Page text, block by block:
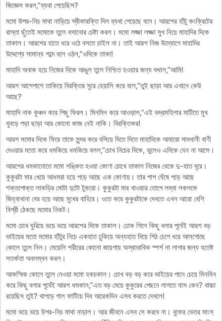
জিজ্ঞেস করল,”ব্যথা পেয়েছিস?
মমো উপর-নিচ মাথা নাড়িয়ে স্বীকারক্তি দিল ব্যথা পেয়েছে বলে। আরশের হাঁটু কংক্রিটের
রাস্তা ছুঁতেই মমোকে তুলে বসানোর চেষ্টা করল। মমো লজ্জা লজ্জা মুখ নিয়ে মাহাদির দিকে
তাকাল। আরশের হাতে ধরে ওঠে বসতে চাইল না। তাই আরশ নিজ উদ্যোগে মাহাদির
উদ্দেশ্যে সামান্য শব্দে বলে ওঠল,”ওদিকে তাকা!
মাহাদি অবাক হয়ে নিজের দিকে আঙুল তুলে নিশ্চিত হওয়ার জন্য শুধাল,”আমি!
আরশ আশেপাশে তাকিয়ে বিরক্তির সুরে হেয়ালি করে বলে,”তুই ছাড়া আর এখানে কেউ
আছে?
মাহাদি নাক কুঞ্চন করে পিছু ফিরল। মিনমিন করে আওড়াল,”এই ভদ্রমহিলার মাটিতে মুখ
থুবড়ে পড়া ছাড়া আর কোনো কাজ নেই নাকি। বিরক্তিকর!
আরশ মমোর দিকে ফিরে তাকে সুন্দর করে বসিয়ে দিতে দিতে মাহাদিকে আবারো সাবধানী বাণী
দেওয়ার মতো করে ধমকিয়ে ধমকিয়ে বলল,”চোখ নিচের দিকে, ভুলেও এদিকে যেন না আসে।
আরশের ধমকানোতে মমো শঙ্কিত হওয়া কোণা চোখে তাকাল নিজের থেকে দু-হাত দূরে।
কুকুরটা মার খেয়ে আধমরা হয়ে পড়ে আছে এক কোণায়। তার পাশ ঘেঁষে পড়ে আছে
শক্তপোক্ত লাকড়ির মোটা দুটো টুকরো। কুকুরটা মার খাওয়ার তোপে লম্বা লকলকে
জিহ্বাখানা বের হয়ে আছে মুখের বাহিরে। ওতে করে কুকুরটাকে দেখতে এখন আরো বেশি
বিশ্রী ঠেকছে মমোর নিকট।
মমো চোখ ঘুরিয়ে ভয়ে ভয়ে আরশের দিকে তাকাল। ঢোক গিলে কিছু বলার পূর্বেই আরশ বড়
ভাইয়ের মতো মমোর হাঁটুর নিচে একহাত ঢুকিয়ে অন্যহাত দিয়ে পিঠ চেপে ধরে আলগোছে
কোলে তুলে নিল। মেয়েলি শরীরের কোনো জায়গায় অস্বাভাবিক স্পর্শ না লাগার জন্য যতেষ্ট
সতর্কতা অবলম্বন করল।
আকস্মিক কোলে তুলে নেওয়া মমো হকচকাল। চোখ বড় বড় করে ভাইয়ের পানে চেয়ে মিনমিন
করে কিছু বলার পূর্বেই আরশ ধমকাল,”এত বড় মেয়ে কুকুরের পেছনে লাগতে যাস কেন? বাচ্চা
রয়েছিস তুই? থাপড়ে গাল ফাটিয়ে দিব আরেকদিন এসব করতে দেখলে!
মমো ভয়ে ভয়ে উপর-নিচ মাথা নাড়াল। আর জীবনে এসব সে করবে না। বুকের ভেতর মাংস